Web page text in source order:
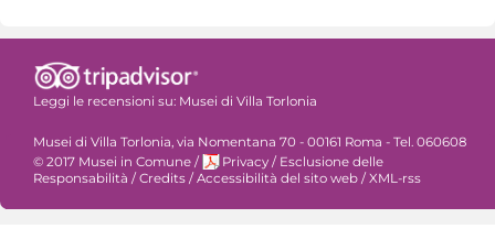
Leggi le recensioni su: Musei di Villa Torlonia
Musei di Villa Torlonia, via Nomentana 70 - 00161 Roma - Tel. 060608
© 2017 Musei in Comune / Privacy / Esclusione delle
Responsabilità /Credits /Accessibilità del sito web /XML-rss